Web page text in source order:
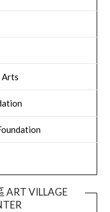
Arts
ART VILLAGE